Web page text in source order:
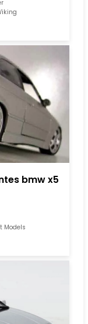
bmw x5
Models